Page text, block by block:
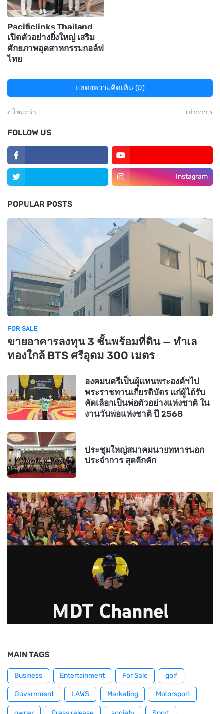
Pacificlinks Thailand
เปิดตัวอย่างยิ่งใหญ่ เสริม
ศักยภาพอุตสาหกรรมกอล์ฟ
ไทย
แสดงความคิดเห็น (0)
ใหม่กว่า เก่ากว่า
FOLLOW US
Instagram
POPULAR POSTS
FOR SALE
ขายอาคารลงทุน 3 ชั้นพร้อมที่ดิน — ทำเล
ทองใกล้ BTS ศรีอุดม 300 เมตร
องคมนตรีเป็นผู้แทนพระองค์ฯไป
พระราชทานเกียรติบัตร แก่ผู้ได้รับ
คัดเลือกเป็นพ่อตัวอย่างแห่งชาติ ใน
งานวันพ่อแห่งชาติ ปี 2568
ประชุมใหญ่สมาคมนายทหารนอก
ประจำการ สุดคึกคัก
MAIN TAGS
Business Entertainment For Sale golf
Government LAWS Marketing Motorsport